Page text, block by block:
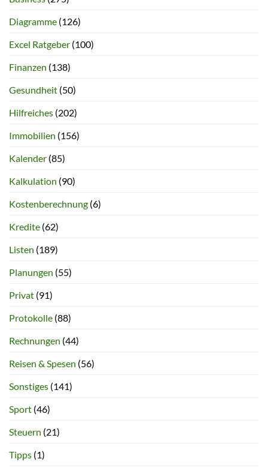
Diagramme (126)
Excel Ratgeber (100)
Finanzen (138)
Gesundheit (50)
Hilfreiches (202)
Immobilien (156)
Kalender (85)
Kalkulation (90)
Kostenberechnung (6)
Kredite (62)
Listen (189)
Planungen (55)
Privat (91)
Protokolle (88)
Rechnungen (44)
Reisen & Spesen (56)
Sonstiges (141)
Sport (46)
Steuern (21)
Tipps (1)